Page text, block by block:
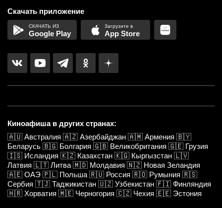
Скачать приложение
Google Play App Store
Киноафиша в других странах:
🇦🇺 Австралия 🇦🇿 Азербайджан 🇦🇲 Армения 🇧🇾
Беларусь 🇧🇬 Болгария 🇬🇧 Великобритания 🇬🇪 Грузия
🇮🇸 Исландия 🇰🇿 Казахстан 🇰🇬 Кыргызстан 🇱🇻
Латвия 🇱🇹 Литва 🇲🇩 Молдавия 🇳🇿 Новая Зеландия
🇦🇪 ОАЭ 🇵🇱 Польша 🇷🇺 Россия 🇷🇴 Румыния 🇷🇸
Сербия 🇹🇯 Таджикистан 🇺🇿 Узбекистан 🇫🇮 Финляндия
🇭🇷 Хорватия 🇲🇪 Черногория 🇨🇿 Чехия 🇪🇪 Эстония